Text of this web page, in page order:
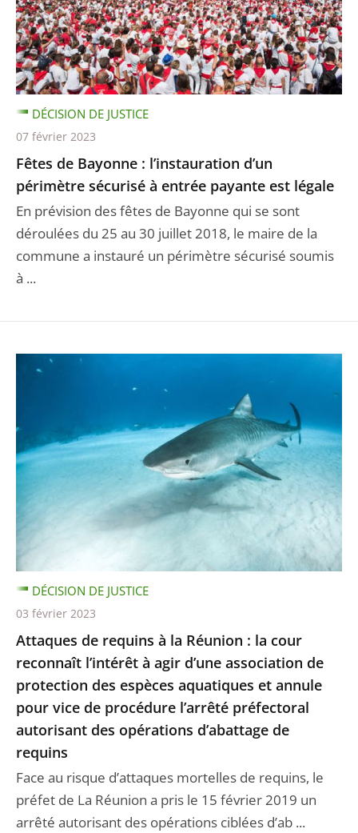
Fêtes de Bayonne : l’instauration d’un
périmètre sécurisé à entrée payante est légale
En prévision des fêtes de Bayonne qui se sont
déroulées du 25 au 30 juillet 2018, le maire de la
commune a instauré un périmètre sécurisé soumis
à ...
DÉCISION DE JUSTICE
07 février 2023
Attaques de requins à la Réunion : la cour
reconnaît l’intérêt à agir d’une association de
protection des espèces aquatiques et annule
pour vice de procédure l’arrêté préfectoral
autorisant des opérations d’abattage de
requins
Face au risque d’attaques mortelles de requins, le
préfet de La Réunion a pris le 15 février 2019 un
arrêté autorisant des opérations ciblées d’ab ...
DÉCISION DE JUSTICE
03 février 2023